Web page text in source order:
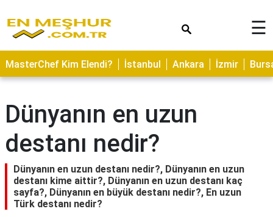
ASTROLOJİ
SAĞLIK
TARİFLERİ
GEZİLECEK
YERLER
CİLT
BAKIMI
NEDİR
☰
MasterChef Kim Elendi? İstanbul Ankara İzmir
Dünyanın en uzun
destanı nedir?
Dünyanın en uzun destanı nedir?, Dünyanın en uzun
destanı kime aittir?, Dünyanın en uzun destanı kaç
sayfa?, Dünyanın en büyük destanı nedir?, En uzun
Türk destanı nedir?